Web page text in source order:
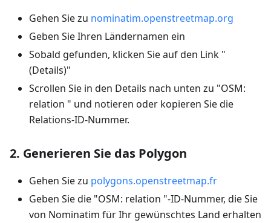
Gehen Sie zu nominatim.openstreetmap.org
Geben Sie Ihren Ländernamen ein
Sobald gefunden, klicken Sie auf den Link "
(Details)"
Scrollen Sie in den Details nach unten zu "OSM:
relation " und notieren oder kopieren Sie die
Relations-ID-Nummer.
2. Generieren Sie das Polygon
Gehen Sie zu polygons.openstreetmap.fr
Geben Sie die "OSM: relation "-ID-Nummer, die Sie
von Nominatim für Ihr gewünschtes Land erhalten